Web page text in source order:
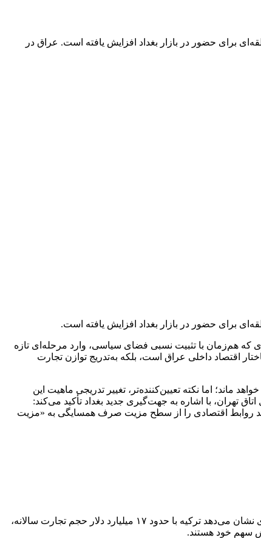
برای حضور در بازار بغداد افزایش یافته است. عراق در
برای حضور در بازار بغداد افزایش یافته است.
که هم‌زمان با تثبیت نسبی فضای سیاسی، وارد مرحله‌ای تازه
اقتصاد داخلی عراق است، بلکه به‌تدریج توازن تجارت
اما نکته تعیین‌کننده‌تر، تغییر تدریجی ماهیت این
با اشاره به جهت‌گیری جدید بغداد تأکید می‌کند:
روابط اقتصادی را از سطح مزیت صرف همسایگی به «مزیت
این تغییر رویکرد در شرایطی رخ می‌دهد که رقابت در بازار عراق به شکل محسوسی تشدید شده است. داده‌های منتشرشده در تحلیل‌های تجاری نشان می‌دهد ترکیه با حدود ۱۷ میلیارد دلار حجم تجارت سالانه،
سهم خود هستند.